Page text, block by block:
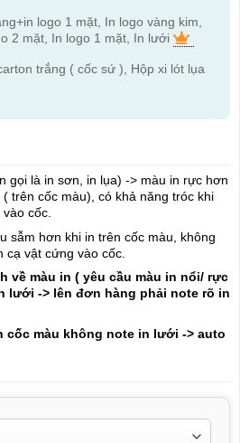
logo 1 mặt, In logo vàng kim,
2 mặt, In logo 1 mặt, In lưới
trắng ( cốc sứ ), Hộp xi lót lụa
gọi là in sơn, in lụa) -> màu in rực hơn
trên cốc màu), có khả năng tróc khi
cốc.
sẫm hơn khi in trên cốc màu, không
cạ vật cứng vào cốc.
về màu in ( yêu cầu màu in nổi/ rực
lưới -> lên đơn hàng phải note rõ in
cốc màu không note in lưới -> auto